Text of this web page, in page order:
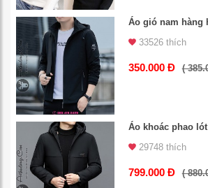
Áo gió nam hàng
33526 thích
350.000 Đ (
Áo khoác phao
29748 thích
799.000 Đ (